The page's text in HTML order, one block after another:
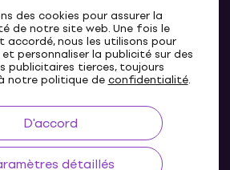
des cookies pour assurer la
de notre site web. Une fois le
accordé, nous les utilisons pour
personnaliser la publicité sur des
publicitaires tierces, toujours
notre politique deconfidentialité.
D'accord
détaillés
LU